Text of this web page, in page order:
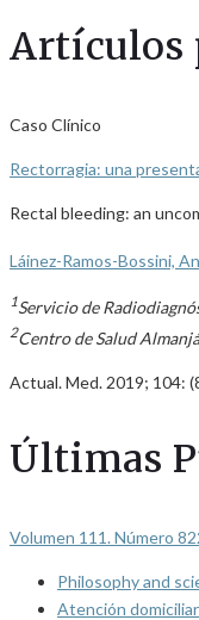
Artículos
Caso Clínico
Rectorragia: una
Rectal bleeding: an
Láinez-Ramos-Bossini,
1Servicio de
2Centro de Salud
Actual. Med. 2019; 104:
Últimas
Volumen 111. Número
Philosophy and
Atención